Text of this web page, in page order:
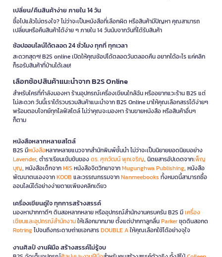
เปลี่ยน/คืนสินค้าง่าย ภายใน 14 วัน
ซื้อไปแล้วไม่ตรงใจ? ไม่ว่าจะเป็นหนังสือที่เลือกผิด หรือสินค้ามีปัญหา คุณสามารถ
เปลี่ยนหรือคืนสินค้าได้ง่าย ๆ ภายใน 14 วันนับจากวันที่ได้รับสินค้า
ช้อปออนไลน์ได้ตลอด 24 ชั่วโมง ทุกที่ ทุกเวลา
สะดวกสุดๆ! B2S online เปิดให้คุณช้อปได้ตลอดวันตลอดคืน อยากได้อะไร แค่คลิก
ก็รอรับสินค้าที่บ้านได้เลย!
เลือกช้อปสินค้าแนะนำจาก B2S Online
สำหรับใครที่กำลังมองหา ร้านอุปกรณ์เครื่องเขียนใกล้ฉัน หรืออยากแวะร้าน B2S แต่
ไม่สะดวก วันนี้เราได้รวบรวมสินค้าแนะนำจาก B2S Online มาให้คุณเลือกสรรได้ง่ายๆ
พร้อมตอบโจทย์ทุกไลฟ์สไตล์ ไม่ว่าคุณจะมองหา ร้านขายหนังสือ หรือสินค้าอื่นๆ
ก็ตาม
หนังสือหลากหลายสไตล์
B2S มีหนังสือหลากหลายแนวจากสำนักพิมพ์ชั้นนำ ไม่ว่าจะเป็นนิยายยอดนิยมอย่าง
Lavender, ตำราเรียนเข้มข้นของดร. ศุภวัฒน์ พุกเจริญ, นิตยสารอัปเดตจากเพ็ญ
บุญ, หนังสือเด็กจากMIS หนังสือจิตวิทยาจากMugunghwa Publishing, หนังสือ
พัฒนาตนเองจากKOOB และวรรณกรรมจากNanmeebooks ทั้งหมดนี้สามารถซื้อ
ออนไลน์ได้อย่างง่ายดายเพียงคลิกเดียว
เครื่องเขียนคู่ใจ ทุกการสร้างสรรค์
มองหาปากกาดีๆ ดินสอหลากหลาย หรืออุปกรณ์สำนักงานครบครัน B2S มีเครื่อง
เขียนและอุปกรณ์สำนักงานให้เลือกมากมาย ตั้งแต่ปากกาลูกลื่นParkerชุดดินสอกด
Rotringไปจนถึงกระดาษถ่ายเอกสารDOUBLE Aให้คุณเลือกใช้ได้อย่างจุใจ
งานศิลป์ งานฝีมือ สร้างสรรค์ไม่รู้จบ